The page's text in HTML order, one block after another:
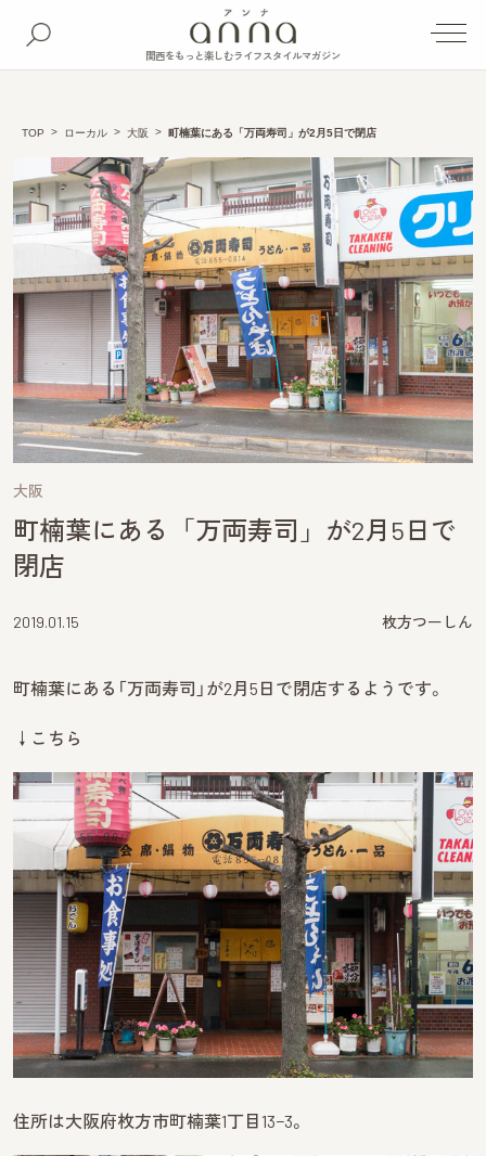
関西をもっと楽しむライフスタイルマガジン
TOP ローカル 大阪 町楠葉にある「万両寿司」が2月5日で閉店
大阪
町楠葉にある「万両寿司」が2月5日で
閉店
2019.01.15 枚方つーしん
町楠葉にある「万両寿司」が2月5日で閉店するようです。
↓こちら
住所は大阪府枚方市町楠葉1丁目13−3。